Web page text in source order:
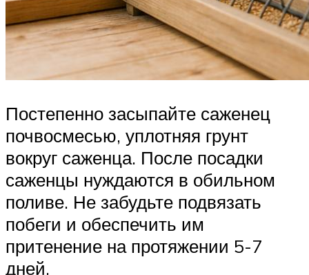
Постепенно засыпайте саженец
почвосмесью, уплотняя грунт
вокруг саженца. После посадки
саженцы нуждаются в обильном
поливе. Не забудьте подвязать
побеги и обеспечить им
притенение на протяжении 5-7
дней.